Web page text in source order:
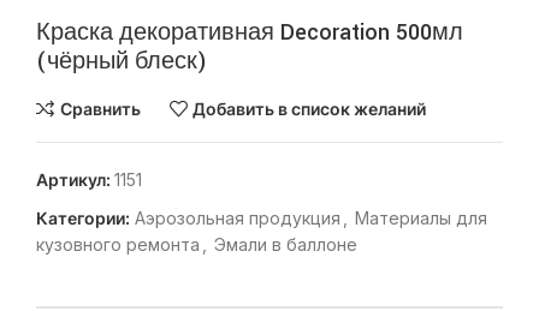
Краска декоративная Decoration 500мл
(чёрный блеск)
Сравнить Добавить в список желаний
Артикул: 1151
Категории: Аэрозольная продукция
Материалы для
кузовного ремонта
Эмали в баллоне